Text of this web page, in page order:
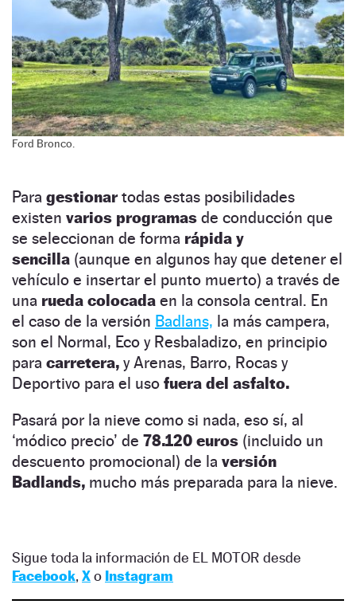
Ford Bronco.
Para gestionartodas estas posibilidades
existen varios programas de conducción que
se seleccionan de forma rápida y
sencilla (aunque en algunos hay que detener el
vehículo e insertar el punto muerto) a través de
una rueda colocada en la consola central. En
el caso de la versión Badlans, la más campera,
son el Normal, Eco y Resbaladizo, en principio
para carretera, y Arenas, Barro, Rocas y
Deportivo para el uso fuera del asfalto.
Pasará por la nieve como si nada, eso sí, al
‘módico precio’ de 78.120 euros (incluido un
descuento promocional) de la versión
Badlands, mucho más preparada para la nieve.
Sigue toda la información de EL MOTOR desde
Facebook, Xo Instagram